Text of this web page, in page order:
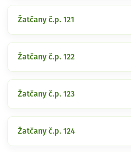
Žatčany č.p. 121
Žatčany č.p. 122
Žatčany č.p. 123
Žatčany č.p. 124